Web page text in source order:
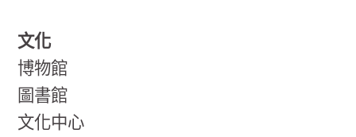
文化
博物館
圖書館
文化中心